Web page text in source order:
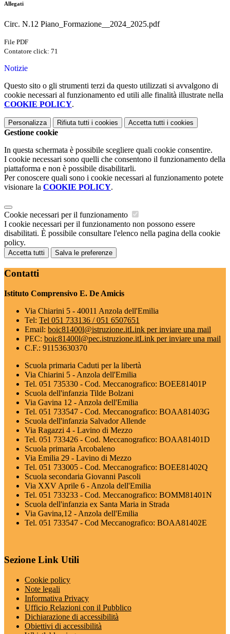
Allegati
Circ. N.12 Piano_Formazione__2024_2025.pdf
File PDF
Contatore click: 71
Notizie
Questo sito o gli strumenti terzi da questo utilizzati si avvalgono di
cookie necessari al funzionamento ed utili alle finalità illustrate nella
COOKIE POLICY.
Personalizza Rifiuta tutti i cookies Accetta tutti i cookies
Gestione cookie
In questa schermata è possibile scegliere quali cookie consentire.
I cookie necessari sono quelli che consentono il funzionamento della
piattaforma e non è possibile disabilitarli.
Per conoscere quali sono i cookie necessari al funzionamento potete
visionare la COOKIE POLICY.
Cookie necessari per il funzionamento
I cookie necessari per il funzionamento non possono essere
disabilitati. È possibile consultare l'elenco nella pagina della cookie
policy.
Accetta tutti Salva le preferenze
Contatti
Istituto Comprensivo E. De Amicis
Via Chiarini 5 - 40011 Anzola dell'Emilia
Tel: Tel 051 733136 / 051 6507651
Email: boic81400l@istruzione.itLink per inviare una mail
PEC: boic81400l@pec.istruzione.itLink per inviare una mail
C.F.: 91153630370
Scuola primaria Caduti per la libertà
Via Chiarini 5 - Anzola dell'Emilia
Tel. 051 735330 - Cod. Meccanografico: BOEE81401P
Scuola dell'infanzia Tilde Bolzani
Via Gavina 12 - Anzola dell'Emilia
Tel. 051 733547 - Cod. Meccanografico: BOAA81403G
Scuola dell'infanzia Salvador Allende
Via Ragazzi 4 - Lavino di Mezzo
Tel. 051 733426 - Cod. Meccanografico: BOAA81401D
Scuola primaria Arcobaleno
Via Emilia 29 - Lavino di Mezzo
Tel. 051 733005 - Cod. Meccanografico: BOEE81402Q
Scuola secondaria Giovanni Pascoli
Via XXV Aprile 6 - Anzola dell'Emilia
Tel. 051 733233 - Cod. Meccanografico: BOMM81401N
Scuola dell'infanzia ex Santa Maria in Strada
Via Gavina,12 - Anzola dell'Emilia
Tel. 051 733547 - Cod Meccanografico: BOAA81402E
Sezione Link Utili
Cookie policy
Note legali
Informativa Privacy
Ufficio Relazioni con il Pubblico
Dichiarazione di accessibilità
Obiettivi di accessibilità